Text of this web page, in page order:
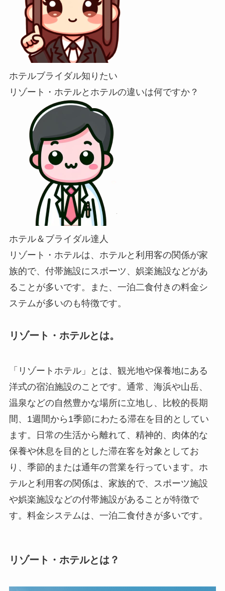
ホテルブライダル知りたい
リゾート・ホテルとホテルの違いは何ですか？
ホテル＆ブライダル達人
リゾート・ホテルは、ホテルと利用客の関係が家
族的で、付帯施設にスポーツ、娯楽施設などがあ
ることが多いです。また、一泊二食付きの料金シ
ステムが多いのも特徴です。
リゾート・ホテルとは。
「リゾートホテル」とは、観光地や保養地にある
洋式の宿泊施設のことです。通常、海浜や山岳、
温泉などの自然豊かな場所に立地し、比較的長期
間、1週間から1季節にわたる滞在を目的としてい
ます。日常の生活から離れて、精神的、肉体的な
保養や休息を目的とした滞在客を対象としてお
り、季節的または通年の営業を行っています。ホ
テルと利用客の関係は、家族的で、スポーツ施設
や娯楽施設などの付帯施設があることが特徴で
す。料金システムは、一泊二食付きが多いです。
リゾート・ホテルとは？